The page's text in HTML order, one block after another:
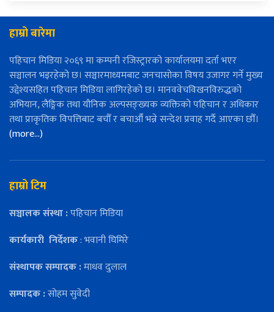
हाम्रो बारेमा
पहिचान मिडिया २०६९ मा कम्पनी रजिस्ट्रारको कार्यालयमा दर्ता भएर
सञ्चालन भइरहेको छ। सञ्चारमाध्यमबाट जनचासोका विषय उजागर गर्ने मुख्य
उद्देश्यसहित पहिचान मिडिया लागिरहेको छ। मानववेचविखनविरुद्धको
अभियान, लैङ्गिक तथा यौनिक अल्पसङ्ख्यक व्यक्तिको पहिचान र अधिकार
तथा प्राकृतिक विपत्तिबाट बचौँ र बचाऔँ भन्ने सन्देश प्रवाह गर्दै आएका छौँ।
(more…)
हाम्रो टिम
सञ्चालक संस्था :पहिचान मिडिया
कार्यकारी निर्देशक: भवानी घिमिरे
संस्थापक सम्पादक :माधव दुलाल
सम्पादक :सोहम सुवेदी